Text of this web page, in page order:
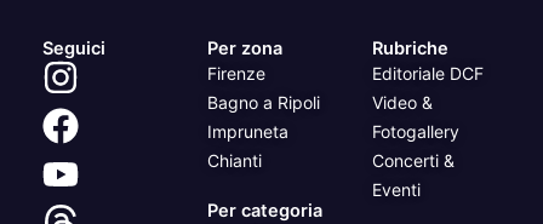
Seguici Per zona
Firenze
Bagno a Ripoli
Impruneta
Chianti
Per categoria
Rubriche
Editoriale DCF
Video &
Fotogallery
Concerti &
Eventi